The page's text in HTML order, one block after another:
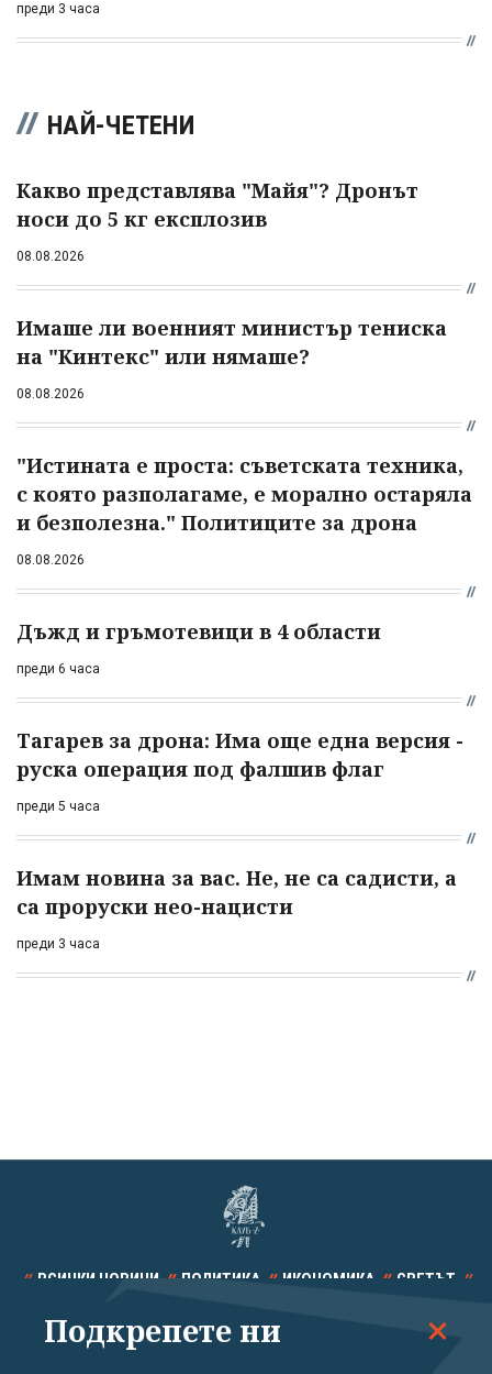
преди 3 часа
НАЙ-ЧЕТЕНИ
Какво представлява "Майя"? Дронът
носи до 5 кг експлозив
08.08.2026
Имаше ли военният министър тениска
на "Кинтекс" или нямаше?
08.08.2026
"Истината е проста: съветската техника,
с която разполагаме, е морално остаряла
и безполезна." Политиците за дрона
08.08.2026
Дъжд и гръмотевици в 4 области
преди 6 часа
Тагарев за дрона: Има още една версия -
руска операция под фалшив флаг
преди 5 часа
Имам новина за вас. Не, не са садисти, а
са проруски нео-нацисти
преди 3 часа
ВСИЧКИ НОВИНИ ПОЛИТИКА ИКОНОМИКА СВЕТЪТ
СПОРТ КУЛТУРА ТЕХНОЛОГИИ КАЛЕЙДОСКОП
Подкрепете ни